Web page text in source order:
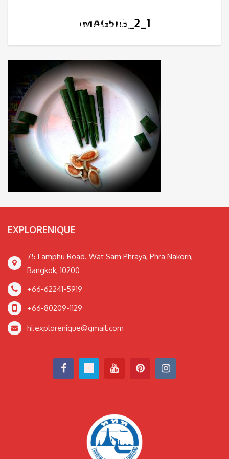
IMAG5113_2_1
EXPLORENIQUE
75 Lamphu Road. Wat Sam Phraya, Phra Nakorn,
Bangkok, 10200
+66-62241-5919
+66-80209-1129
hi.explorenique@gmail.com